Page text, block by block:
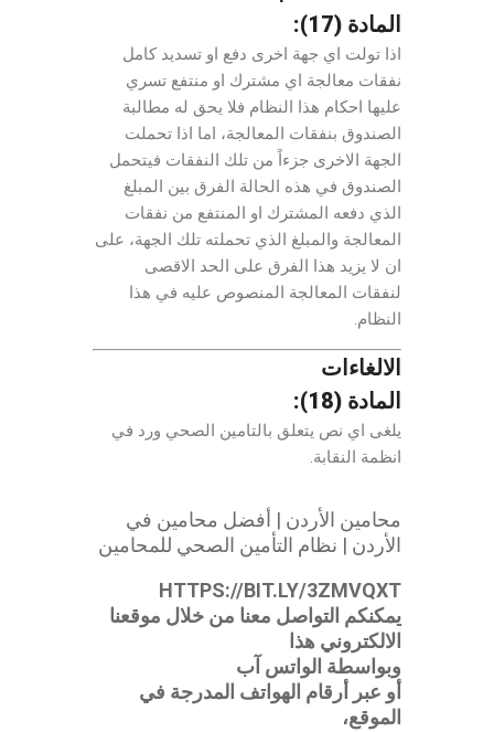
المادة (17):
اذا تولت اي جهة اخرى دفع او تسديد كامل
نفقات معالجة اي مشترك او منتفع تسري
عليها احكام هذا النظام فلا يحق له مطالبة
الصندوق بنفقات المعالجة، اما اذا تحملت
الجهة الاخرى جزءاً من تلك النفقات فيتحمل
الصندوق في هذه الحالة الفرق بين المبلغ
الذي دفعه المشترك او المنتفع من نفقات
المعالجة والمبلغ الذي تحملته تلك الجهة، على
ان لا يزيد هذا الفرق على الحد الاقصى
لنفقات المعالجة المنصوص عليه في هذا
النظام.
الالغاءات
المادة (18):
يلغى اي نص يتعلق بالتامين الصحي ورد في
انظمة النقابة.
محامين الأردن | أفضل محامين في
الأردن | نظام التأمين الصحي للمحامين
HTTPS://BIT.LY/3ZMVQXT
يمكنكم التواصل معنا من خلال موقعنا
الالكتروني هذا
وبواسطة الواتس آب
أو عبر أرقام الهواتف المدرجة في
الموقع،